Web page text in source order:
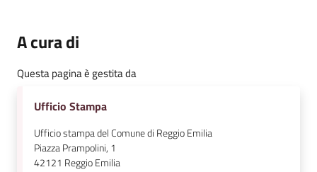
A cura di
Questa pagina è gestita da
Ufficio Stampa
Ufficio stampa del Comune di Reggio Emilia
Piazza Prampolini, 1
42121 Reggio Emilia